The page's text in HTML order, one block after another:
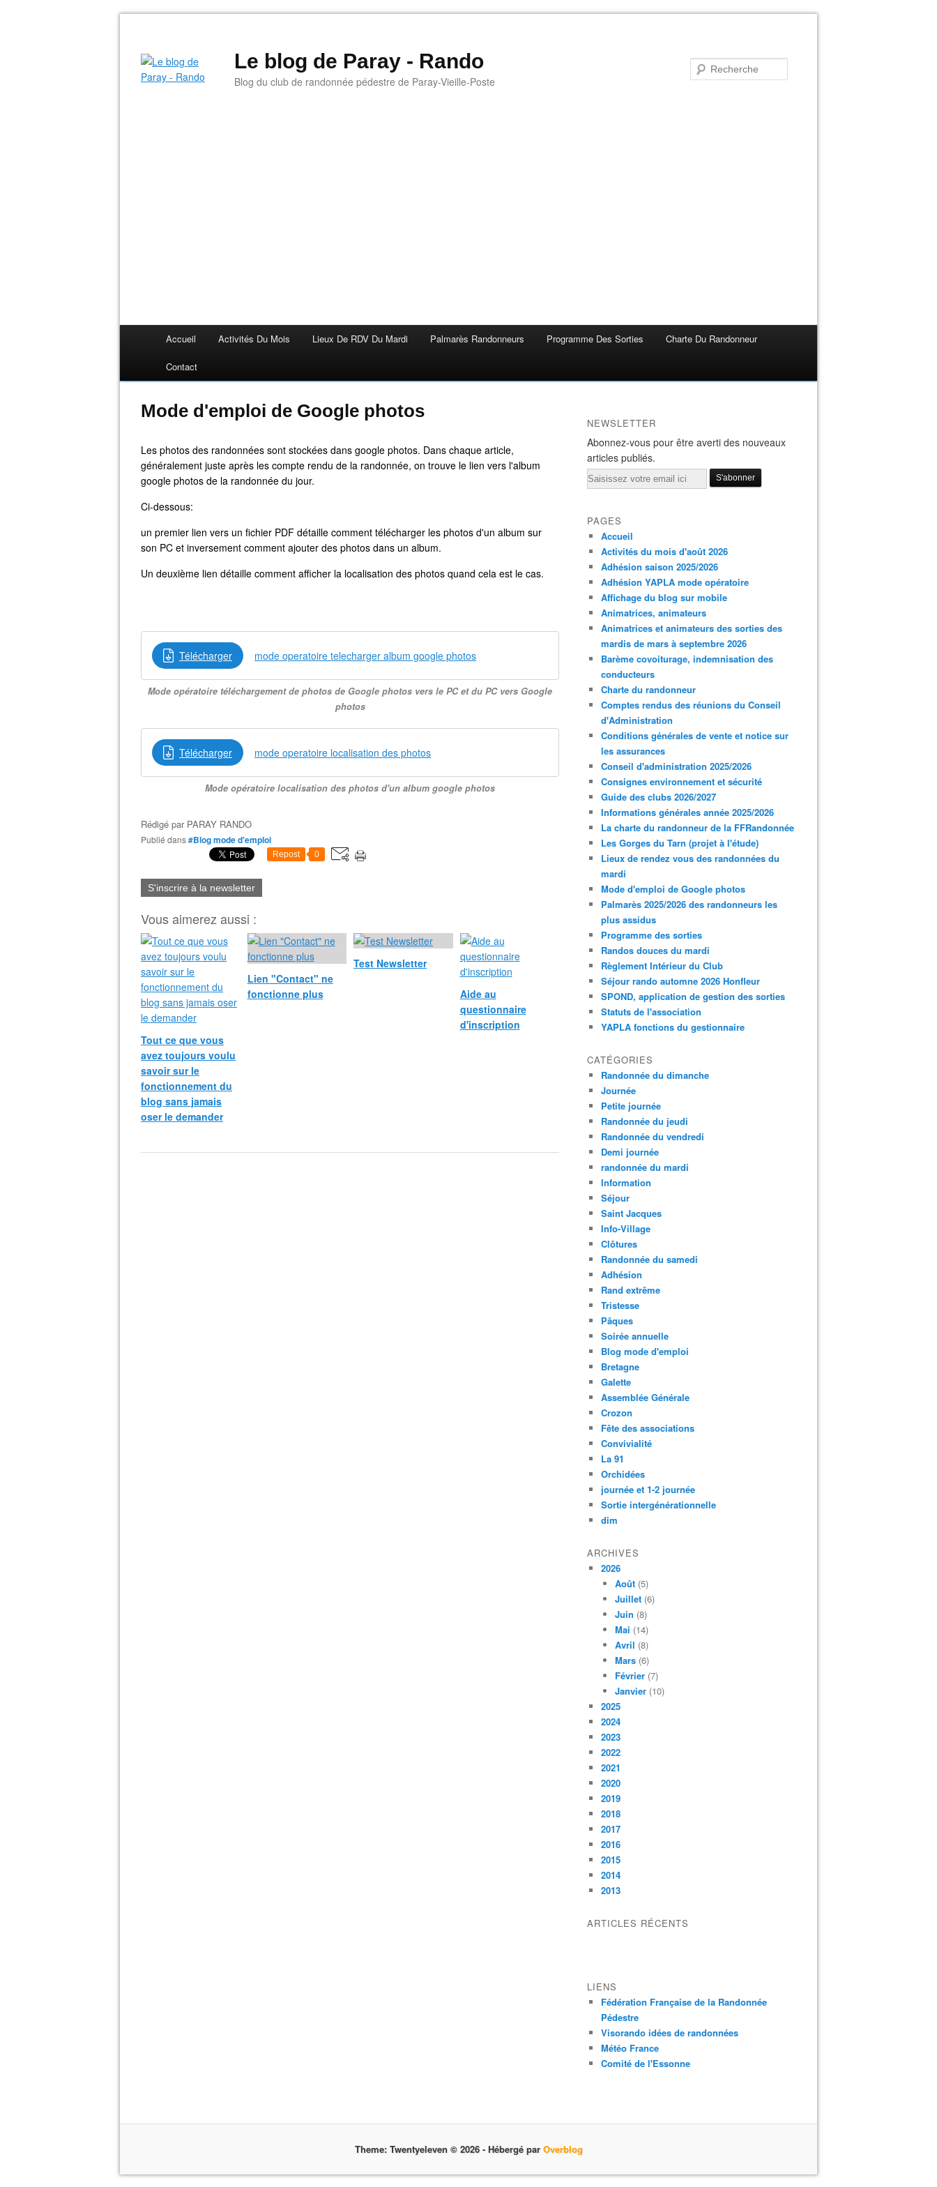
Le blog de Paray - Rando
Blog du club de randonnée pédestre de Paray-Vieille-Poste
Accueil Activités Du Mois Lieux De RDV Du Mardi Palmarès Randonneurs Programme Des Sorties Charte Du Randonneur
Contact
Mode d'emploi de Google photos
Les photos des randonnées sont stockées dans google photos. Dans chaque article,
généralement juste après les compte rendu de la randonnée, on trouve le lien vers l'album
google photos de la randonnée du jour.
Ci-dessous:
un premier lien vers un fichier PDF détaille comment télécharger les photos d'un album sur
son PC et inversement comment ajouter des photos dans un album.
Un deuxième lien détaille comment afficher la localisation des photos quand cela est le cas.
Télécharger mode operatoire telecharger album google photos
Mode opératoire téléchargement de photos de Google photos vers le PC et du PC vers Google
photos
Télécharger mode operatoire localisation des photos
Mode opératoire localisation des photos d'un album google photos
Rédigé par PARAY RANDO
Publié dans#Blog mode d'emploi
Repost 0
S'inscrire à la newsletter
Vous aimerez aussi :
Tout ce que vous
avez toujours voulu
savoir sur le
fonctionnement du
blog sans jamais
oser le demander
Lien "Contact" ne
fonctionne plus
Test Newsletter
Aide au
questionnaire
d'inscription
NEWSLETTER
Abonnez-vous pour être averti des nouveaux
articles publiés.
Email
PAGES
Accueil
Activités du mois d'août 2026
Adhésion saison 2025/2026
Adhésion YAPLA mode opératoire
Affichage du blog sur mobile
Animatrices, animateurs
Animatrices et animateurs des sorties des
mardis de mars à septembre 2026
Barème covoiturage, indemnisation des
conducteurs
Charte du randonneur
Comptes rendus des réunions du Conseil
d'Administration
Conditions générales de vente et notice sur
les assurances
Conseil d'administration 2025/2026
Consignes environnement et sécurité
Guide des clubs 2026/2027
Informations générales année 2025/2026
La charte du randonneur de la FFRandonnée
Les Gorges du Tarn (projet à l'étude)
Lieux de rendez vous des randonnées du
mardi
Mode d'emploi de Google photos
Palmarès 2025/2026 des randonneurs les
plus assidus
Programme des sorties
Randos douces du mardi
Règlement Intérieur du Club
Séjour rando automne 2026 Honfleur
SPOND, application de gestion des sorties
Statuts de l'association
YAPLA fonctions du gestionnaire
CATÉGORIES
Randonnée du dimanche
Journée
Petite journée
Randonnée du jeudi
Randonnée du vendredi
Demi journée
randonnée du mardi
Information
Séjour
Saint Jacques
Info-Village
Clôtures
Randonnée du samedi
Adhésion
Rand extrême
Tristesse
Pâques
Soirée annuelle
Blog mode d'emploi
Bretagne
Galette
Assemblée Générale
Crozon
Fête des associations
Convivialité
La 91
Orchidées
journée et 1-2 journée
Sortie intergénérationnelle
dim
ARCHIVES
2026
Août (5)
Juillet (6)
Juin (8)
Mai (14)
Avril (8)
Mars (6)
Février (7)
Janvier (10)
2025
2024
2023
2022
2021
2020
2019
2018
2017
2016
2015
2014
2013
ARTICLES RÉCENTS
LIENS
Fédération Française de la Randonnée
Pédestre
Visorando idées de randonnées
Météo France
Comité de l'Essonne
Theme: Twentyeleven © 2026 - Hébergé par Overblog